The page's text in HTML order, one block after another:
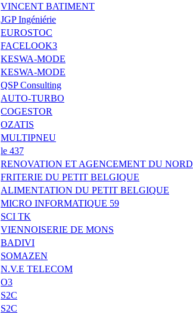
VINCENT BATIMENT
JGP Ingéniérie
EUROSTOC
FACELOOK3
KESWA-MODE
KESWA-MODE
QSP Consulting
AUTO-TURBO
COGESTOR
OZATIS
MULTIPNEU
le 437
RENOVATION ET AGENCEMENT DU NORD
FRITERIE DU PETIT BELGIQUE
ALIMENTATION DU PETIT BELGIQUE
MICRO INFORMATIQUE 59
SCI TK
VIENNOISERIE DE MONS
BADIVI
SOMAZEN
N.V.E TELECOM
O3
S2C
S2C